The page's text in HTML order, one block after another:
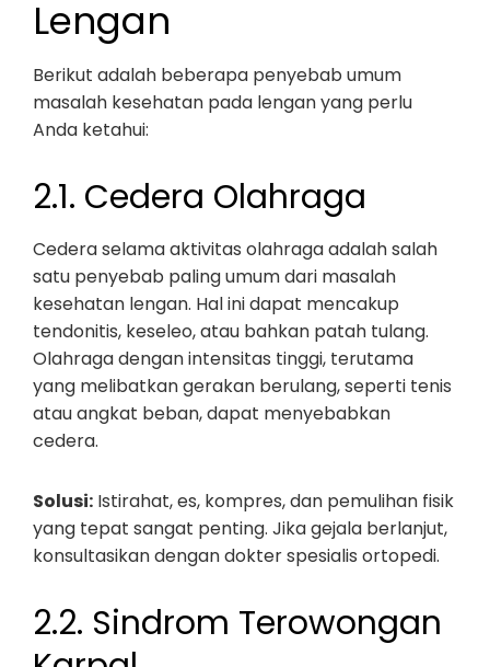
Lengan
Berikut adalah beberapa penyebab umum
masalah kesehatan pada lengan yang perlu
Anda ketahui:
2.1. Cedera Olahraga
Cedera selama aktivitas olahraga adalah salah
satu penyebab paling umum dari masalah
kesehatan lengan. Hal ini dapat mencakup
tendonitis, keseleo, atau bahkan patah tulang.
Olahraga dengan intensitas tinggi, terutama
yang melibatkan gerakan berulang, seperti tenis
atau angkat beban, dapat menyebabkan
cedera.
Solusi: Istirahat, es, kompres, dan pemulihan fisik
yang tepat sangat penting. Jika gejala berlanjut,
konsultasikan dengan dokter spesialis ortopedi.
2.2. Sindrom Terowongan